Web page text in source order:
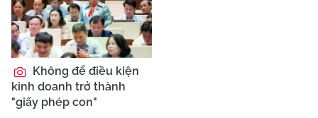
Không để điều kiện
kinh doanh trở thành
"giấy phép con"